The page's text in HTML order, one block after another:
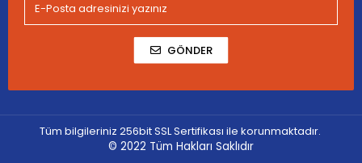
GÖNDER
Tüm bilgileriniz 256bit SSL Sertifikası ile korunmaktadır.
© 2022 Tüm Hakları Saklıdır